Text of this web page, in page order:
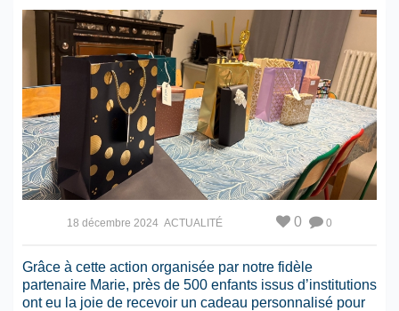
18 décembre 2024 ACTUALITÉ 0
0
Grâce à cette action organisée par notre fidèle
partenaire Marie, près de 500 enfants issus d’institutions
ont eu la joie de recevoir un cadeau personnalisé pour